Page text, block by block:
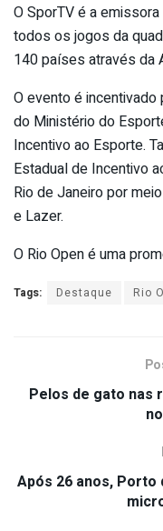
O SporTV é a
todos os jogos da
140 países através da
O evento é
do Ministério do
Incentivo ao Esporte.
Estadual de Incentivo
Rio de Janeiro por
e Lazer.
O Rio Open é uma
Tags: Destaque Rio
Pelos de gato nas
Após 26 anos, Porto